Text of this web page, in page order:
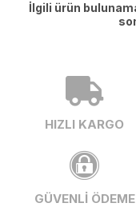
İlgili ürün
HIZLI KARGO
GÜVENLİ ÖDEME